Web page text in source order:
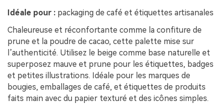
Idéale pour : packaging de café et étiquettes artisanales
Chaleureuse et réconfortante comme la confiture de
prune et la poudre de cacao, cette palette mise sur
l’authenticité. Utilisez le beige comme base naturelle et
superposez mauve et prune pour les étiquettes, badges
et petites illustrations. Idéale pour les marques de
bougies, emballages de café, et étiquettes de produits
faits main avec du papier texturé et des icônes simples.